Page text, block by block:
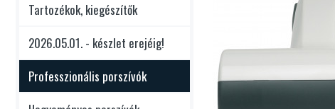
Tartozékok, kiegészítők
2026.05.01. - készlet erejéig!
Professzionális porszívók